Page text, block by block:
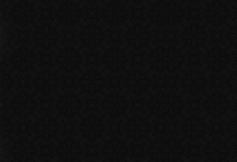
Двора Чудес будет повешен